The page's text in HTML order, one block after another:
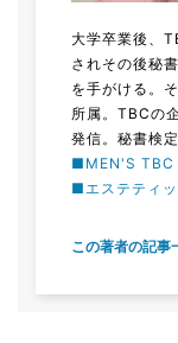
大学卒業後、
されその後秘
を手がける。
所属。TBCの
発信。秘書検
■MEN'S TBC
■エステティ
この著者の記事